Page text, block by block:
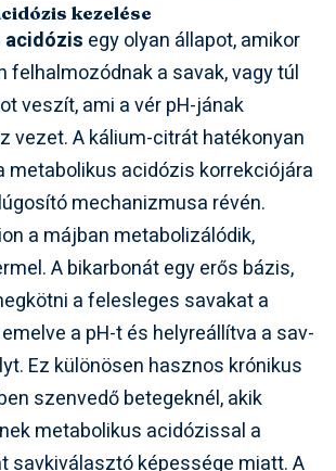
kezelése
acidózis egy olyan állapot, amikor
felhalmozódnak a savak, vagy túl
veszít, ami a vér pH-jának
vezet. A kálium-citrát hatékonyan
metabolikus acidózis korrekciójára
mechanizmusa révén.
a májban metabolizálódik,
A bikarbonát egy erős bázis,
a felesleges savakat a
a pH-t és helyreállítva a sav-
Ez különösen hasznos krónikus
szenvedő betegeknél, akik
metabolikus acidózissal a
savkiválasztó képessége miatt. A